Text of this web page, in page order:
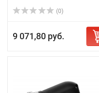
(0)
9 071,80 руб.